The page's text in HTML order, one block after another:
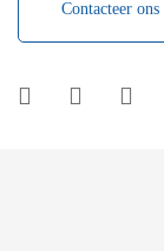
Contacteer ons